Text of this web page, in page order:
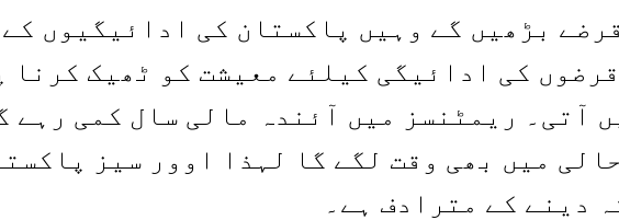
کی ادائیگی کیلئے معیشت کو ٹھیک کرنا
آتی۔ ریمٹنسز میں آئندہ مالی سال کمی رہے
میں بھی وقت لگے گا لہذا اوور سیز
دینے کے مترادف ہے۔